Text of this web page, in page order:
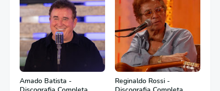
Amado Batista -
Reginaldo Rossi -